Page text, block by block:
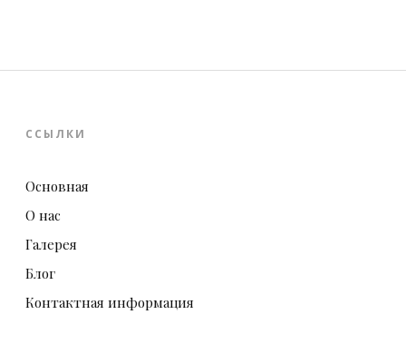
ССЫЛКИ
Основная
О нас
Галерея
Блог
Контактная информация